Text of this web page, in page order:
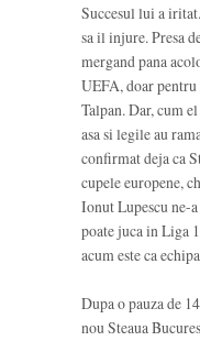
Succesul lui a
sa il injure. Presa
mergand pana
UEFA, doar
Talpan. Dar, cum
asa si legile au
confirmat deja ca
cupele europene,
Ionut Lupescu ne-
poate juca in Liga
acum este ca
Dupa o pauza de
nou Steaua